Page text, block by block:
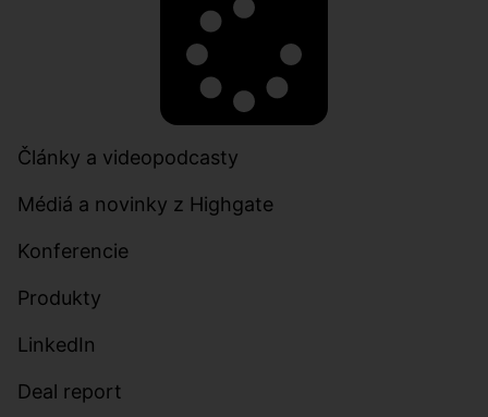
Články a videopodcasty​
Médiá a novinky z Highgate
Konferencie
Produkty
LinkedIn
Deal report